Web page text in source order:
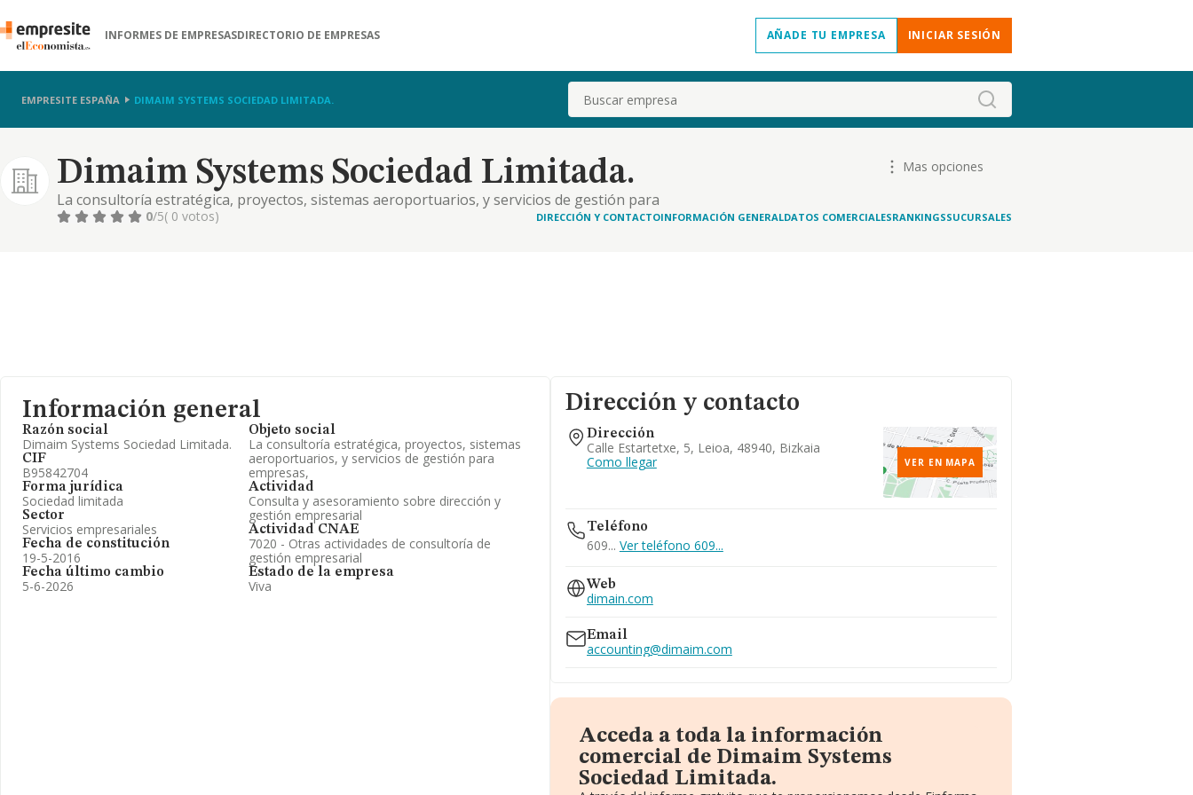
INFORMES DE EMPRESASDIRECTORIO DE EMPRESAS AÑADE TU EMPRESA INICIAR SESIÓN
EMPRESITE ESPAÑA DIMAIM SYSTEMS SOCIEDAD LIMITADA. Buscar
Dimaim Systems Sociedad Limitada.
La consultoría estratégica, proyectos, sistemas aeroportuarios, y servicios de gestión para
empresas,
Mas opciones
0/5( 0 votos) DIRECCIÓN Y CONTACTOINFORMACIÓN GENERALDATOS COMERCIALESRANKINGSSUCURSALES
Información general
Razón social
Dimaim Systems Sociedad Limitada.
CIF
B95842704
Forma jurídica
Sociedad limitada
Sector
Servicios empresariales
Fecha de constitución
19-5-2016
Fecha último cambio
5-6-2026
Objeto social
La consultoría estratégica, proyectos, sistemas
aeroportuarios, y servicios de gestión para
empresas,
Actividad
Consulta y asesoramiento sobre dirección y
gestión empresarial
Actividad CNAE
7020 - Otras actividades de consultoría de
gestión empresarial
Estado de la empresa
Viva
Dirección y contacto
Dirección
Calle Estartetxe, 5, Leioa, 48940, Bizkaia
Como llegar
VER EN MAPA
Teléfono
609... Ver teléfono 609...
Web
dimain.com
Email
accounting@dimaim.com
Acceda a toda la información
comercial de Dimaim Systems
Sociedad Limitada.